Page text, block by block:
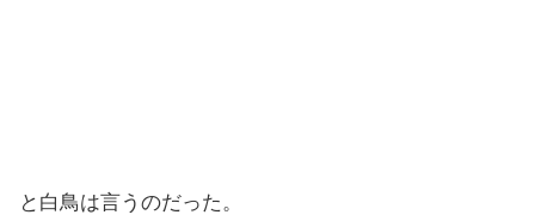
と白鳥は言うのだった。